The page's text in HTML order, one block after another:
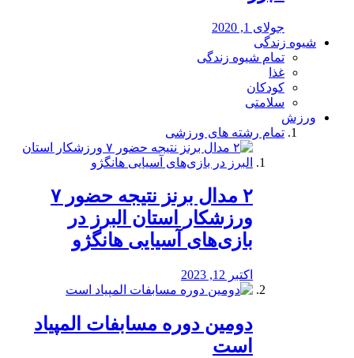
جولای 1, 2020
شیوه زندگی
تمام شیوه زندگی
غذا
کودکان
سلامتی
ورزش
تمام رشته های ورزشی
۲ مدال برنز نتیجه حضور ۷
ورزشکار استان البرز در
بازی‌های آسیایی هانگژو
اکتبر 12, 2023
دومین دوره مسابفات المپیاد
است